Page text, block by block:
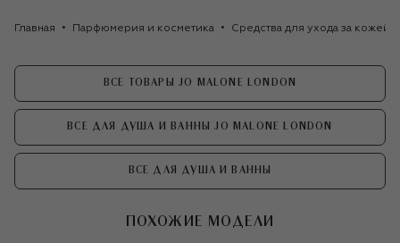
Главная Парфюмерия и косметика Средства для ухода за кожей
ВСЕ ТОВАРЫ JO MALONE LONDON
ВСЕ ДЛЯ ДУША И ВАННЫ JO MALONE LONDON
ВСЕ ДЛЯ ДУША И ВАННЫ
ПОХОЖИЕ МОДЕЛИ